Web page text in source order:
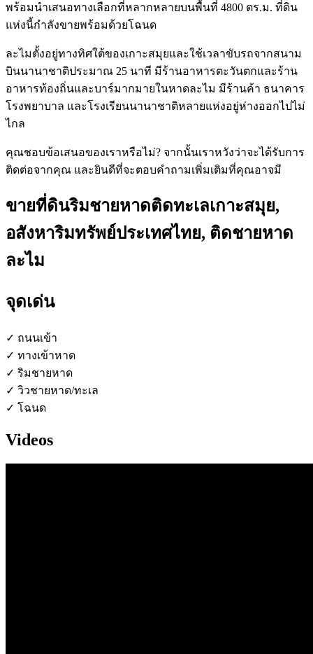
พร้อมนำเสนอทางเลือกที่หลากหลายบนพื้นที่ 4800 ตร.ม. ที่ดิน
แห่งนี้กำลังขายพร้อมด้วยโฉนด
ละไมตั้งอยู่ทางทิศใต้ของเกาะสมุยและใช้เวลาขับรถจากสนาม
บินนานาชาติประมาณ 25 นาที มีร้านอาหารตะวันตกและร้าน
อาหารท้องถิ่นและบาร์มากมายในหาดละไม มีร้านค้า ธนาคาร
โรงพยาบาล และโรงเรียนนานาชาติหลายแห่งอยู่ห่างออกไปไม่
ไกล
คุณชอบข้อเสนอของเราหรือไม่? จากนั้นเราหวังว่าจะได้รับการ
ติดต่อจากคุณ และยินดีที่จะตอบคำถามเพิ่มเติมที่คุณอาจมี
ขายที่ดินริมชายหาดติดทะเลเกาะสมุย,
อสังหาริมทรัพย์ประเทศไทย, ติดชายหาด
ละไม
จุดเด่น
✓ ถนนเข้า
✓ ทางเข้าหาด
✓ ริมชายหาด
✓ วิวชายหาด/ทะเล
✓ โฉนด
Videos